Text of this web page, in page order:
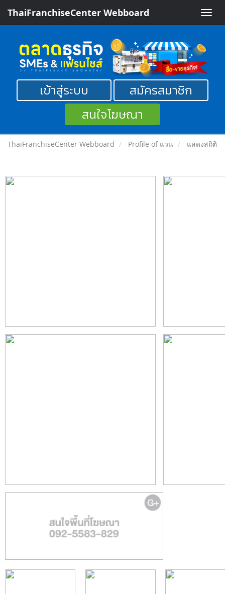
Toggle
ThaiFranchiseCenter Webboard
เข้าสู่ระบบ
สมัครสมาชิก
สนใจโฆษณา
ThaiFranchiseCenter Webboard Profile of แวน แสดงสถิติ